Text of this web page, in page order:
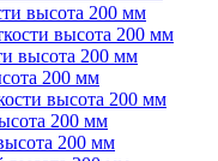
высота 200 мм
высота 200 мм
высота 200 мм
200 мм
высота 200 мм
200 мм
200 мм